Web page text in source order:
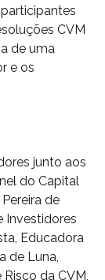
CVM
de uma
e os
junto aos
do Capital
de
Investidores
Educadora
de Luna,
da CVM,